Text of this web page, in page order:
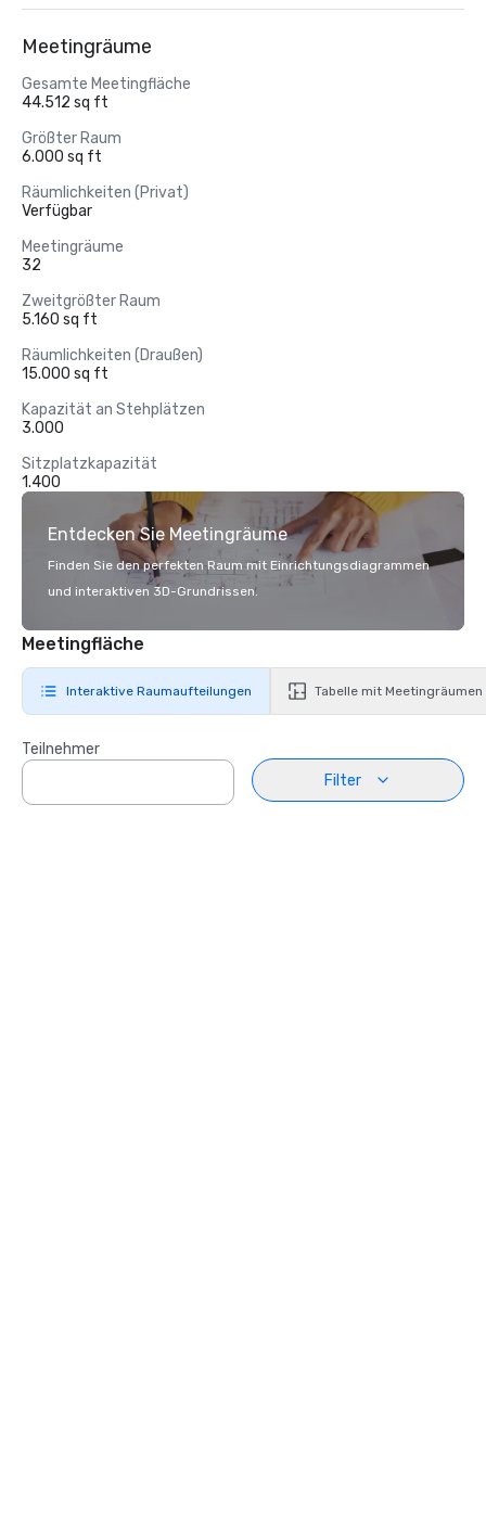
Meetingräume
Gesamte Meetingfläche
44.512 sq ft
Größter Raum
6.000 sq ft
Räumlichkeiten (Privat)
Verfügbar
Meetingräume
32
Zweitgrößter Raum
5.160 sq ft
Räumlichkeiten (Draußen)
15.000 sq ft
Kapazität an Stehplätzen
3.000
Sitzplatzkapazität
1.400
Entdecken Sie Meetingräume
Finden Sie den perfekten Raum mit Einrichtungsdiagrammen
und interaktiven 3D-Grundrissen.
Meetingfläche
Interaktive Raumaufteilungen Tabelle mit Meetingräumen
Teilnehmer
Filter